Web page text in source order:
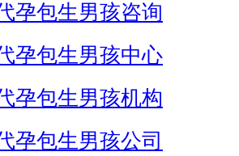
孕包生男孩咨询
孕包生男孩中心
孕包生男孩机构
孕包生男孩公司